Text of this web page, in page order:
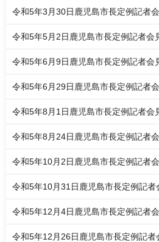
令和5年3月30日鹿児島市長定例記者
令和5年5月2日鹿児島市長定例記者会
令和5年6月9日鹿児島市長定例記者会
令和5年6月29日鹿児島市長定例記者
令和5年8月1日鹿児島市長定例記者会
令和5年8月24日鹿児島市長定例記者
令和5年10月2日鹿児島市長定例記者
令和5年10月31日鹿児島市長定例記者
令和5年12月4日鹿児島市長定例記者
令和5年12月26日鹿児島市長定例記者